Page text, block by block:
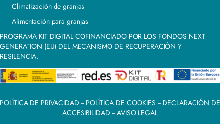
Climatización de granjas
Alimentación para granjas
PROGRAMA KIT DIGITAL COFINANCIADO POR LOS FONDOS NEXT
GENERATION (EU) DEL MECANISMO DE RECUPERACIÓN Y
RESILENCIA.
POLÍTICA DE PRIVACIDAD -- POLÍTICA DE COOKIES -- DECLARACIÓN DE
ACCESIBILIDAD -- AVISO LEGAL